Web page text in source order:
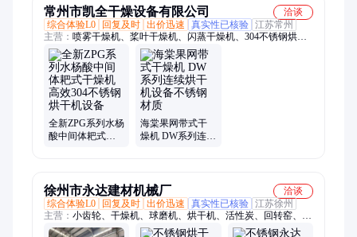
常州市凯全干燥设备有限公司
洽谈
综合体验L0
回复及时 出价迅速 真实性已核验 江苏常州
主营： 喷雾干燥机、桨叶干燥机、闪蒸干燥机、304不锈钢烘干
机、真空干燥机、流化床干燥机、沸腾干燥机、盘式干燥机、滚
筒刮板干燥机、带式干燥机、回转滚筒干燥机、干燥设备成套系
统、混合设备、粉碎设备
全新ZPG系列水杨
酸中间体耙式干
海棠果网带式干
燥机 DW系列连续
徐州市永达建材机械厂
洽谈
综合体验L0
回复及时 出价迅速 真实性已核验 江苏徐州
主营： 小齿轮、干燥机、球磨机、烘干机、活性炭、回转窑、棒
磨机、中空轴、大齿轮、134配件、x55水泥、大齿圈、窑布料、